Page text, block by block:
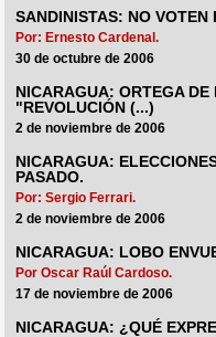
SANDINISTAS: NO VOTEN
Por: Ernesto Cardenal.
30 de octubre de 2006
NICARAGUA: ORTEGA
"REVOLUCIÓN (...)
2 de noviembre de 2006
NICARAGUA:
PASADO.
Por: Sergio Ferrari.
2 de noviembre de 2006
NICARAGUA: LOBO
Por Oscar Raúl Cardoso.
17 de noviembre de 2006
NICARAGUA: ¿QUÉ